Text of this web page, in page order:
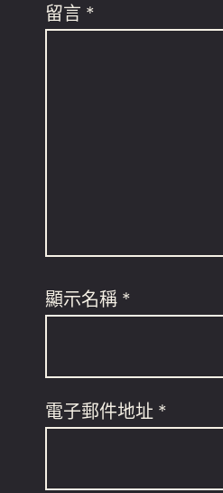
留言 *
顯示名稱 *
電子郵件地址 *